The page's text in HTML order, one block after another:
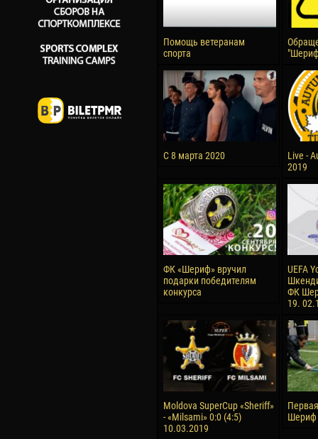
Помощь ветеранам
спорта
С 8 марта 2020
Live -
2019
ФК «Шериф» вручил
подарки победителям
конкурса
UEFA
ФК
19.
Moldova SuperCup «Sheriff»
- «Milsami» 0:0 (4:5)
10.03.2019
Шериф